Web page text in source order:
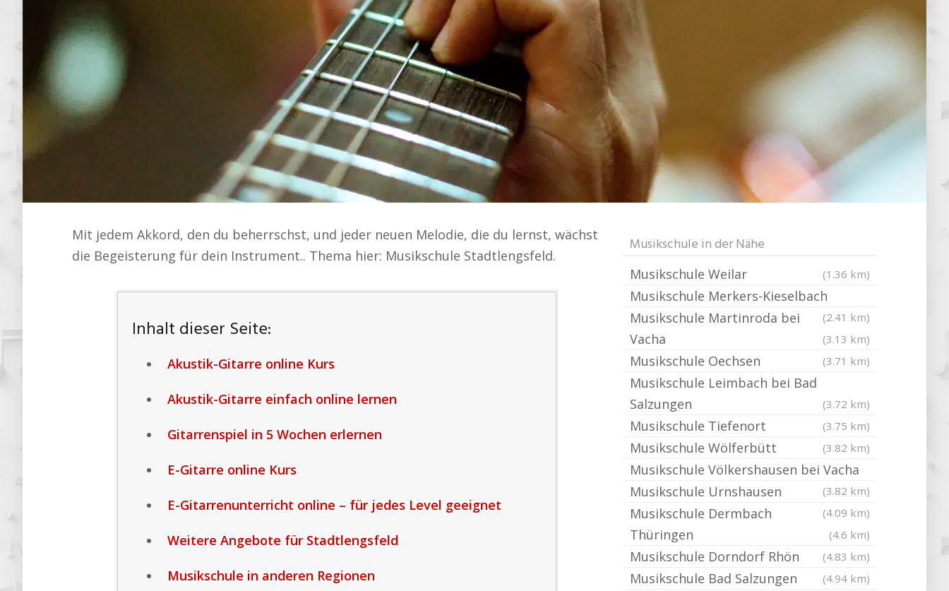
Mit jedem Akkord, den du beherrschst, und jeder neuen Melodie, die du lernst, wächst
die Begeisterung für dein Instrument.. Thema hier: Musikschule Stadtlengsfeld.
Inhalt dieser Seite:
Akustik-Gitarre online Kurs
Akustik-Gitarre einfach online lernen
Gitarrenspiel in 5 Wochen erlernen
E-Gitarre online Kurs
E-Gitarrenunterricht online – für jedes Level geeignet
Weitere Angebote für Stadtlengsfeld
Musikschule in anderen Regionen
Musikschule in der Nähe
Musikschule Weilar (1.36 km)
Musikschule Merkers-Kieselbach
(2.41 km)
Musikschule Martinroda bei
Vacha
(3.13 km)
Musikschule Oechsen (3.71 km)
Musikschule Leimbach bei Bad
Salzungen
(3.72 km)
Musikschule Tiefenort (3.75 km)
Musikschule Wölferbütt (3.82 km)
Musikschule Völkershausen bei Vacha
(3.82 km)
Musikschule Urnshausen
(4.09 km)
Musikschule Dermbach
Thüringen
(4.6 km)
Musikschule Dorndorf Rhön (4.83 km)
Musikschule Bad Salzungen (4.94 km)